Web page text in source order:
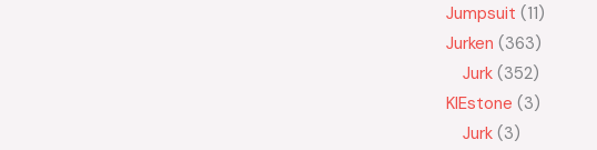
Jumpsuit 11
Jurken 363
Jurk 352
KIEstone 3
Jurk 3